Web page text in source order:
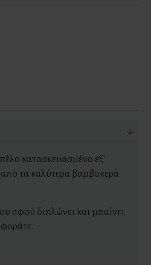
κατασκευασμένο εξ'
τα καλύτερα βαμβακερά
αφού διπλώνει και μπαίνει